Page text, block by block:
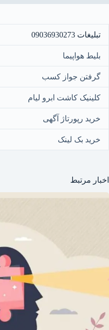
تبلیغات 09036930273
بلیط هواپیما
گرفتن جواز کسب
کلینیک کاشت ابرو لیام
خرید رپورتاژ آگهی
خرید بک لینک
اخبار مرتبط